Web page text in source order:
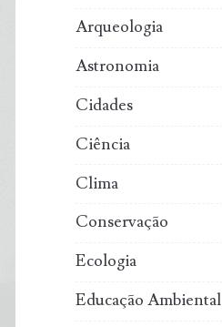
Arqueologia
Astronomia
Cidades
Ciência
Clima
Conservação
Ecologia
Educação Ambiental